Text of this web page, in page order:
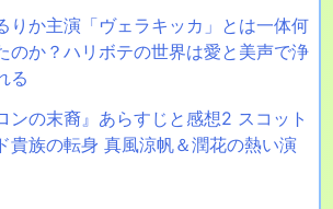
りか主演「ヴェラキッカ」とは一体何
のか？ハリボテの世界は愛と美声で浄
る
ンの末裔』あらすじと感想2 スコット
貴族の転身 真風涼帆＆潤花の熱い演